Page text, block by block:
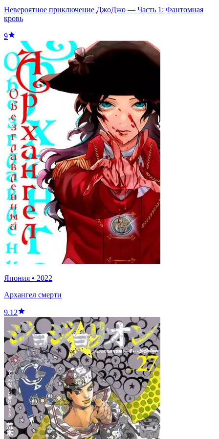
Невероятное приключение ДжоДжо — Часть 1: Фантомная
кровь
9
Япония • 2022
Архангел смерти
9.12